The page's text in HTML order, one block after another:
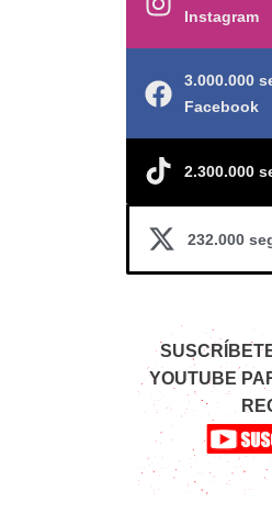
Instagram
3.000.000
Facebook
2.300.000
232.000
YOUTUBE